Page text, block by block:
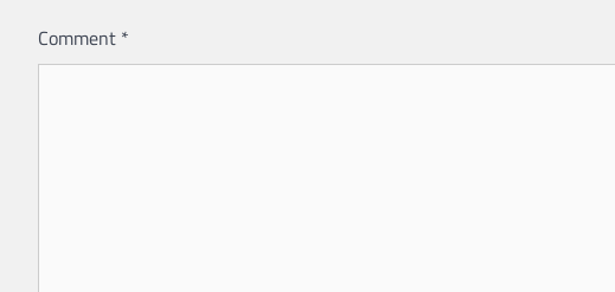
Comment *